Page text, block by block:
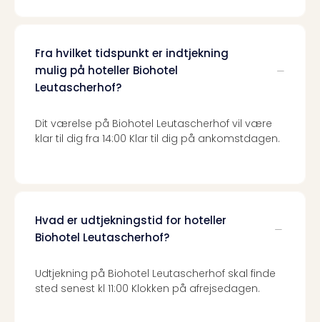
Fra hvilket tidspunkt er indtjekning
mulig på hoteller Biohotel
Leutascherhof?
Dit værelse på Biohotel Leutascherhof vil være
klar til dig fra 14:00 Klar til dig på ankomstdagen.
Hvad er udtjekningstid for hoteller
Biohotel Leutascherhof?
Udtjekning på Biohotel Leutascherhof skal finde
sted senest kl 11:00 Klokken på afrejsedagen.